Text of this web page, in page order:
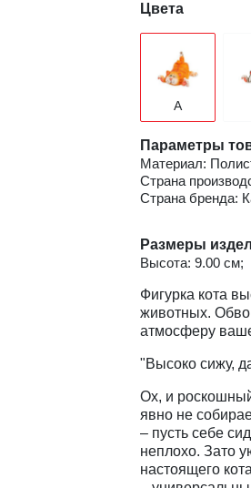
Цвета
A
Параметры
Материал:
Страна
Страна бренда:
Размеры
Высота: 9.00 см;
Фигурка кота
животных.
атмосферу
"Высоко сижу,
Ох, и
явно не
– пусть себе
неплохо. Зато
настоящего